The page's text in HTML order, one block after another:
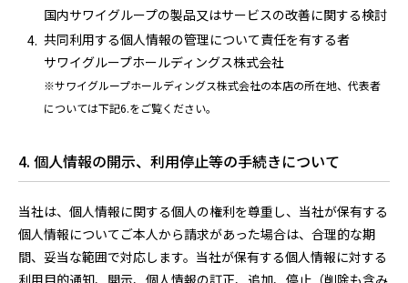
国内サワイグループの製品又はサービスの改善に関する検討
共同利用する個人情報の管理について責任を有する者
サワイグループホールディングス株式会社
※サワイグループホールディングス株式会社の本店の所在地、代表者
については下記6.をご覧ください。
4. 個人情報の開示、利用停止等の手続きについて
当社は、個人情報に関する個人の権利を尊重し、当社が保有する
個人情報についてご本人から請求があった場合は、合理的な期
間、妥当な範囲で対応します。当社が保有する個人情報に対する
利用目的通知、開示、個人情報の訂正、追加、停止（削除も含み